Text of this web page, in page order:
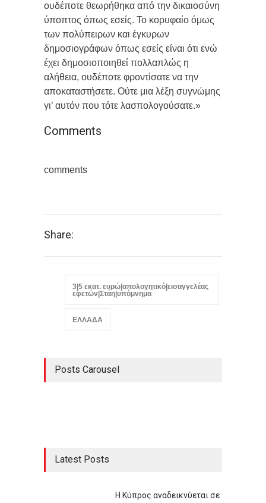
ουδέποτε θεωρήθηκα από την δικαιοσύνη
ύποπτος όπως εσείς. Το κορυφαίο όμως
των πολύπειρων και έγκυρων
δημοσιογράφων όπως εσείς είναι ότι ενώ
έχει δημοσιοποιηθεί πολλαπλώς η
αλήθεια, ουδέποτε φροντίσατε να την
αποκαταστήσετε. Ούτε μια λέξη συγνώμης
γι’ αυτόν που τότε λασπολογούσατε.»
Comments
comments
Share:
3|5 εκατ. ευρώ|απολογητικό|εισαγγελέας
εφετών|Στάη|υπόμνημα
ΕΛΛΑΔΑ
Posts Carousel
Latest Posts
Η Κύπρος αναδεικνύεται σε